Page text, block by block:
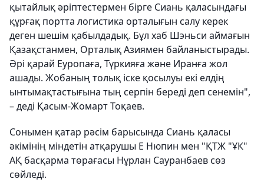
қытайлық әріптестермен бірге Сиань қаласындағы
құрғақ портта логистика орталығын салу керек
деген шешім қабылдадық. Бұл хаб Шэньси аймағын
Қазақстанмен, Орталық Азиямен байланыстырады.
Әрі қарай Еуропаға, Түркияға және Иранға жол
ашады. Жобаның толық іске қосылуы екі елдің
ынтымақтастығына тың серпін береді деп сенемін",
– деді Қасым-Жомарт Тоқаев.
Сонымен қатар рәсім барысында Сиань қаласы
әкімінің міндетін атқарушы Е Нюпин мен "ҚТЖ "ҰК"
АҚ басқарма төрағасы Нұрлан Сауранбаев сөз
сөйледі.